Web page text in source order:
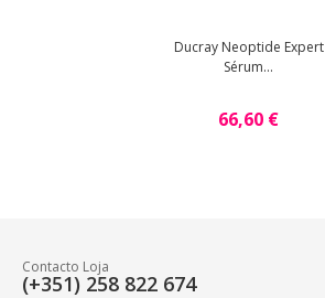
Ducray Neoptide Expert
Sérum...
66,60 €
Contacto Loja
(+351) 258 822 674